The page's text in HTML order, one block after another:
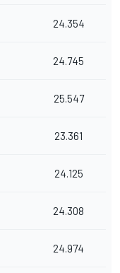
24.354
24.745
25.547
23.361
24.125
24.308
24.974